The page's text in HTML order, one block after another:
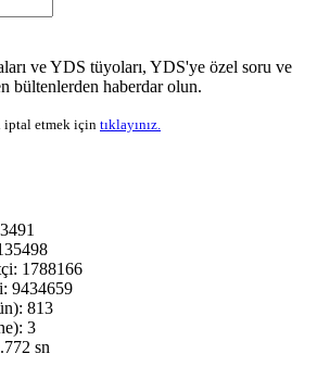
ve YDS tüyoları, YDS'ye özel soru ve
bültenlerden haberdar olun.
etmek için tıklayınız.
1788166
9434659
813
3
sn